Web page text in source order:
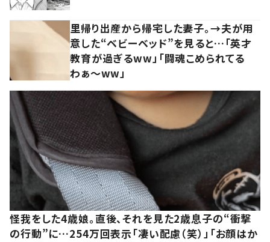
里帰り出産から帰宅した妻子。→夫が用
意した“ベビーベッド”を見ると…「英才
教育が過ぎるww」「闘魂こめられてる
わぁ～ww」
怪我をした4歳娘。直後、それを見た2歳息子の“衝撃
の行動”に…254万回表示「凄い配慮（笑）」「お顔はか